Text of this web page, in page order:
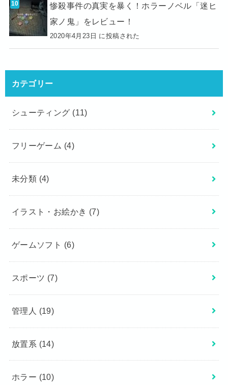
惨殺事件の真実を暴く！ホラーノベル「迷ヒ
家ノ鬼」をレビュー！
2020年4月23日 に投稿された
カテゴリー
シューティング (11)
フリーゲーム (4)
未分類 (4)
イラスト・お絵かき (7)
ゲームソフト (6)
スポーツ (7)
管理人 (19)
放置系 (14)
ホラー (10)